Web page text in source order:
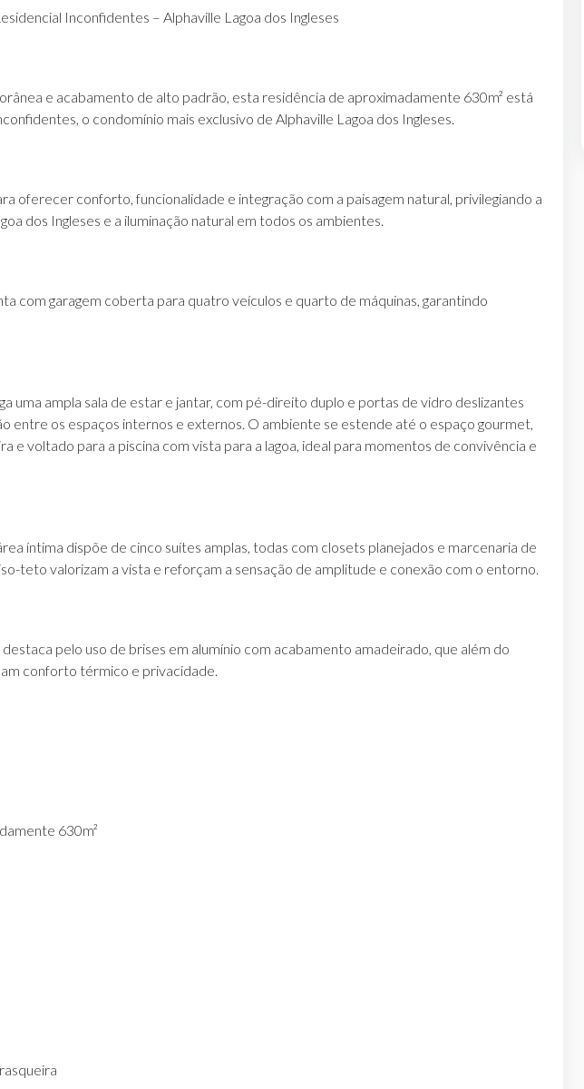
Inconfidentes – Alphaville Lagoa dos Ingleses
e acabamento de alto padrão, esta residência de aproximadamente 630m² está
o condomínio mais exclusivo de Alphaville Lagoa dos Ingleses.
oferecer conforto, funcionalidade e integração com a paisagem natural, privilegiando a
dos Ingleses e a iluminação natural em todos os ambientes.
com garagem coberta para quatro veículos e quarto de máquinas, garantindo
uma ampla sala de estar e jantar, com pé-direito duplo e portas de vidro deslizantes
entre os espaços internos e externos. O ambiente se estende até o espaço gourmet,
e voltado para a piscina com vista para a lagoa, ideal para momentos de convivência e
íntima dispõe de cinco suítes amplas, todas com closets planejados e marcenaria de
teto valorizam a vista e reforçam a sensação de amplitude e conexão com o entorno.
pelo uso de brises em alumínio com acabamento amadeirado, que além do
conforto térmico e privacidade.
630m²